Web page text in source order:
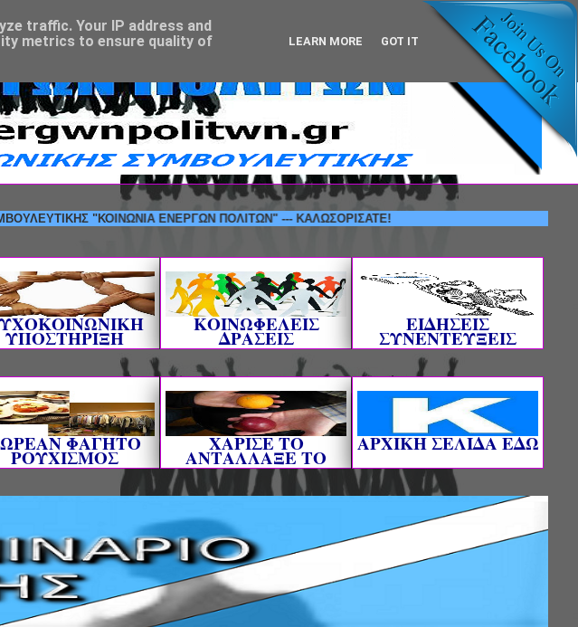
"ΚΟΙΝΩΝΙΑ ΕΝΕΡΓΩΝ ΠΟΛΙΤΩΝ" --- ΚΑΛΩΣΟΡΙΣΑΤΕ!
ΥΠΟΣΤΗΡΙΞΗ
ΚΟΙΝΩΦΕΛΕΙΣ
ΔΡΑΣΕΙΣ
ΕΙΔΗΣΕΙΣ
ΣΥΝΕΝΤΕΥΞΕΙΣ
ΦΑΓΗΤΟ
ΡΟΥΧΙΣΜΟΣ
ΧΑΡΙΣΕ ΤΟ
ΑΝΤΑΛΛΑΞΕ ΤΟ
AΡΧΙΚΗ ΣΕΛΙΔΑ ΕΔΩ
traffic. Your IP address and
metrics to ensure quality of
LEARN MORE GOT IT